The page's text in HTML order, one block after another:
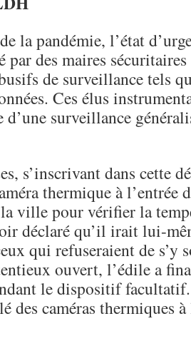
la pandémie, l’état
par des maires
de surveillance tels
Ces élus
surveillance
s’inscrivant dans cette
thermique à l’entrée
ville pour vérifier la
déclaré qu’il irait lui-
qui refuseraient de s’y
ouvert, l’édile a
le dispositif
des caméras thermiques à